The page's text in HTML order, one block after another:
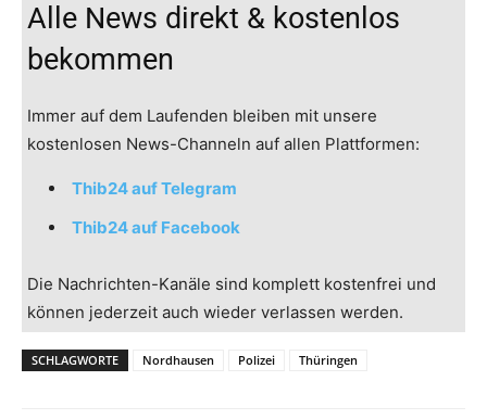
Alle News direkt & kostenlos
bekommen
Immer auf dem Laufenden bleiben mit unsere
kostenlosen News-Channeln auf allen Plattformen:
Thib24 auf Telegram
Thib24 auf Facebook
Die Nachrichten-Kanäle sind komplett kostenfrei und
können jederzeit auch wieder verlassen werden.
SCHLAGWORTE Nordhausen Polizei Thüringen